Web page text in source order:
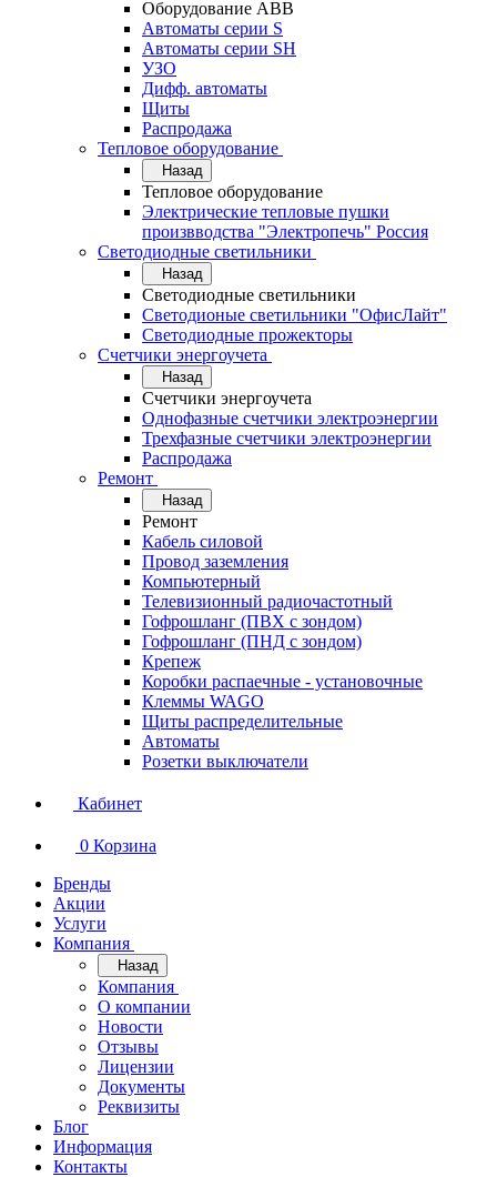
Оборудование АВВ
Автоматы серии S
Автоматы серии SH
УЗО
Дифф. автоматы
Щиты
Распродажа
Тепловое оборудование
Назад
Тепловое оборудование
Электрические тепловые пушки
произвводства "Электропечь" Россия
Светодиодные светильники
Назад
Светодиодные светильники
Светодионые светильники "ОфисЛайт"
Светодиодные прожекторы
Счетчики энергоучета
Назад
Счетчики энергоучета
Однофазные счетчики электроэнергии
Трехфазные счетчики электроэнергии
Распродажа
Ремонт
Назад
Ремонт
Кабель силовой
Провод заземления
Компьютерный
Телевизионный радиочастотный
Гофрошланг (ПВХ с зондом)
Гофрошланг (ПНД с зондом)
Крепеж
Коробки распаечные - установочные
Клеммы WAGO
Щиты распределительные
Автоматы
Розетки выключатели
Кабинет
0 Корзина
Бренды
Акции
Услуги
Компания
Назад
Компания
О компании
Новости
Отзывы
Лицензии
Документы
Реквизиты
Блог
Информация
Контакты